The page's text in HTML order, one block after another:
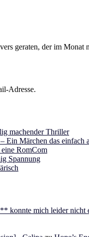
geraten, der im
Adresse.
machender Thriller
Ein Märchen das einfach
RomCom
Spannung
konnte mich leider